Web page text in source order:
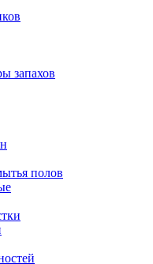
запахов
полов